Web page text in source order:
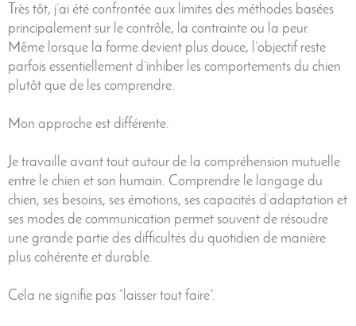
Très tôt, j’ai été confrontée aux limites des méthodes basées
principalement sur le contrôle, la contrainte ou la peur.
Même lorsque la forme devient plus douce, l’objectif reste
parfois essentiellement d’inhiber les comportements du chien
plutôt que de les comprendre.
Mon approche est différente.
Je travaille avant tout autour de la compréhension mutuelle
entre le chien et son humain. Comprendre le langage du
chien, ses besoins, ses émotions, ses capacités d’adaptation et
ses modes de communication permet souvent de résoudre
une grande partie des difficultés du quotidien de manière
plus cohérente et durable.
Cela ne signifie pas “laisser tout faire”.